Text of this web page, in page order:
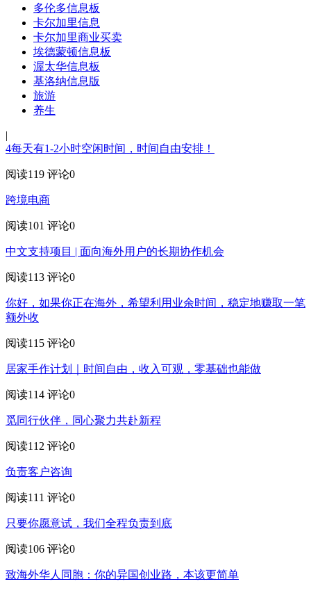
多伦多信息板
卡尔加里信息
卡尔加里商业买卖
埃德蒙顿信息板
渥太华信息板
基洛纳信息版
旅游
养生
|
4每天有1-2小时空闲时间，时间自由安排！
阅读119 评论0
跨境电商
阅读101 评论0
中文支持项目 | 面向海外用户的长期协作机会
阅读113 评论0
你好，如果你正在海外，希望利用业余时间，稳定地赚取一笔
额外收
阅读115 评论0
居家手作计划｜时间自由，收入可观，零基础也能做
阅读114 评论0
觅同行伙伴，同心聚力共赴新程
阅读112 评论0
负责客户咨询
阅读111 评论0
只要你愿意试，我们全程负责到底
阅读106 评论0
致海外华人同胞：你的异国创业路，本该更简单